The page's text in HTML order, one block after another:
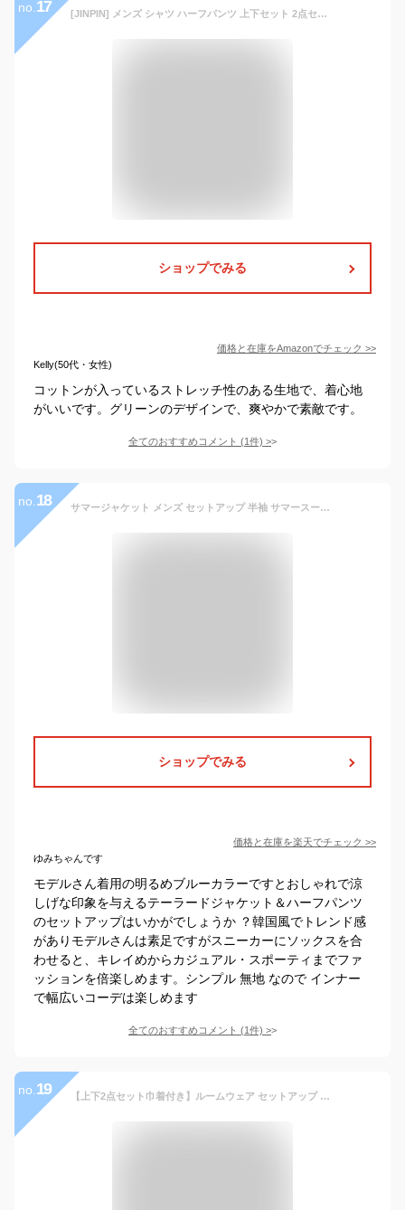
no. 17 [JINPIN] メンズ シャツ ハーフパンツ 上下セット 2点セット ショートパンツ セットアップ ジャージ ブラウス ジャケット 夏服 パンツ スーツ 半ズボン 半袖 コート アウター 短パン トップス カジュアル 開襟シャツ ズボン ゆったり おしゃれ 夏 (グリーン,L)
ショップでみる
価格と在庫をAmazonでチェック >>
Kelly(50代・女性)
コットンが入っているストレッチ性のある生地で、着心地
がいいです。グリーンのデザインで、爽やかで素敵です。
全てのおすすめコメント (1件) >
no. 18 サマージャケット メンズ セットアップ 半袖 サマースーツ 春 夏 おしゃれ テーラードジャケット ハーフパンツ シンプル 韓国ファション
ショップでみる
価格と在庫を楽天でチェック >>
ゆみちゃんです
モデルさん着用の明るめブルーカラーですとおしゃれで涼
しげな印象を与えるテーラードジャケット＆ハーフパンツ
のセットアップはいかがでしょうか ？韓国風でトレンド感
がありモデルさんは素足ですがスニーカーにソックスを合
わせると、キレイめからカジュアル・スポーティまでファ
ッションを倍楽しめます。シンプル 無地 なので インナー
で幅広いコーデは楽しめます
全てのおすすめコメント (1件) >
no. 19 【上下2点セット巾着付き】ルームウェア セットアップ メンズ 上下 薄手 ブランド 半袖 シャツ バンドカラー ショートパンツ ハーフパンツ レーヨン 涼しい 涼感 夏 夏服 ブラック ブルー ネイビー ストライプ ダイヤ柄 リーフ柄 M L XL